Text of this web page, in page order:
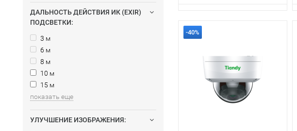
ДАЛЬНОСТЬ ДЕЙСТВИЯ ИК (EXIR)
ПОДСВЕТКИ:
3 м
6 м
8 м
10 м
15 м
показать еще
УЛУЧШЕНИЕ ИЗОБРАЖЕНИЯ:
-40%